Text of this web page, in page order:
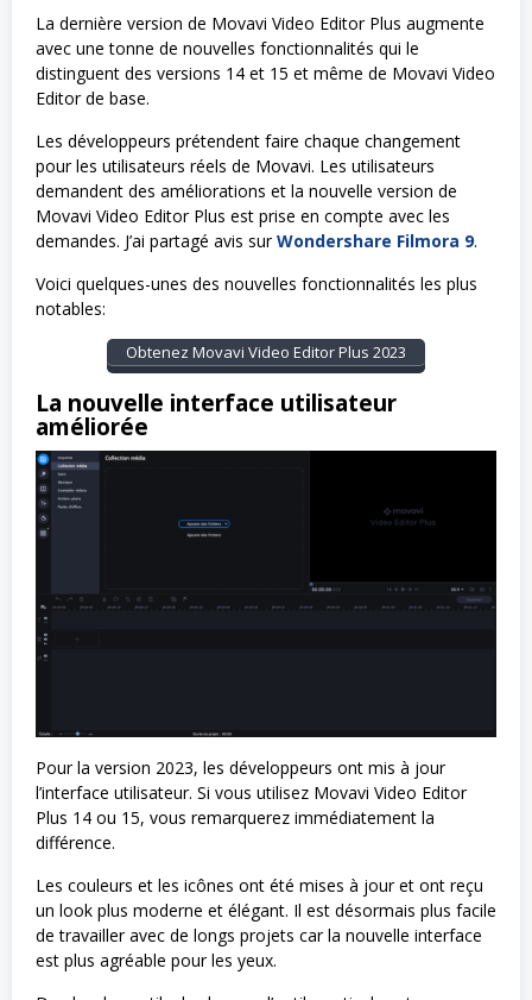
La dernière version de Movavi Video Editor Plus augmente
avec une tonne de nouvelles fonctionnalités qui le
distinguent des versions 14 et 15 et même de Movavi Video
Editor de base.
Les développeurs prétendent faire chaque changement
pour les utilisateurs réels de Movavi. Les utilisateurs
demandent des améliorations et la nouvelle version de
Movavi Video Editor Plus est prise en compte avec les
demandes. J’ai partagé avis surWondershare Filmora 9.
Voici quelques-unes des nouvelles fonctionnalités les plus
notables:
Obtenez Movavi Video Editor Plus 2023
La nouvelle interface utilisateur
améliorée
Pour la version 2023, les développeurs ont mis à jour
l’interface utilisateur. Si vous utilisez Movavi Video Editor
Plus 14 ou 15, vous remarquerez immédiatement la
différence.
Les couleurs et les icônes ont été mises à jour et ont reçu
un look plus moderne et élégant. Il est désormais plus facile
de travailler avec de longs projets car la nouvelle interface
est plus agréable pour les yeux.